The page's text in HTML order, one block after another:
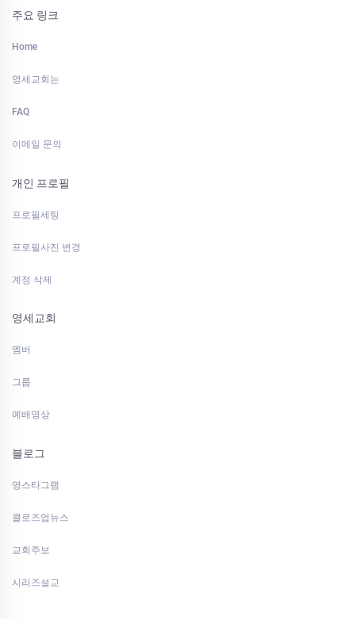
주요 링크
Home
영세교회는
FAQ
이메일 문의
개인 프로필
프로필세팅
프로필사진 변경
계정 삭제
영세교회
멤버
그룹
예배영상
블로그
영스타그램
클로즈업뉴스
교회주보
시리즈설교